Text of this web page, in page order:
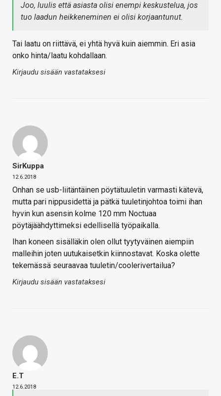
Joo, luulis että asiasta olisi enempi keskustelua, jos
tuo laadun heikkeneminen ei olisi korjaantunut.
Tai laatu on riittävä, ei yhtä hyvä kuin aiemmin. Eri asia
onko hinta/laatu kohdallaan.
Kirjaudu sisään vastataksesi
SirKuppa
12.6.2018
Onhan se usb-liitäntäinen pöytätuuletin varmasti kätevä,
mutta pari nippusidettä ja pätkä tuuletinjohtoa toimi ihan
hyvin kun asensin kolme 120 mm Noctuaa
pöytäjäähdyttimeksi edellisellä työpaikalla.
Ihan koneen sisälläkin olen ollut tyytyväinen aiempiin
malleihin joten uutukaisetkin kiinnostavat. Koska olette
tekemässä seuraavaa tuuletin/coolerivertailua?
Kirjaudu sisään vastataksesi
E.T
12.6.2018